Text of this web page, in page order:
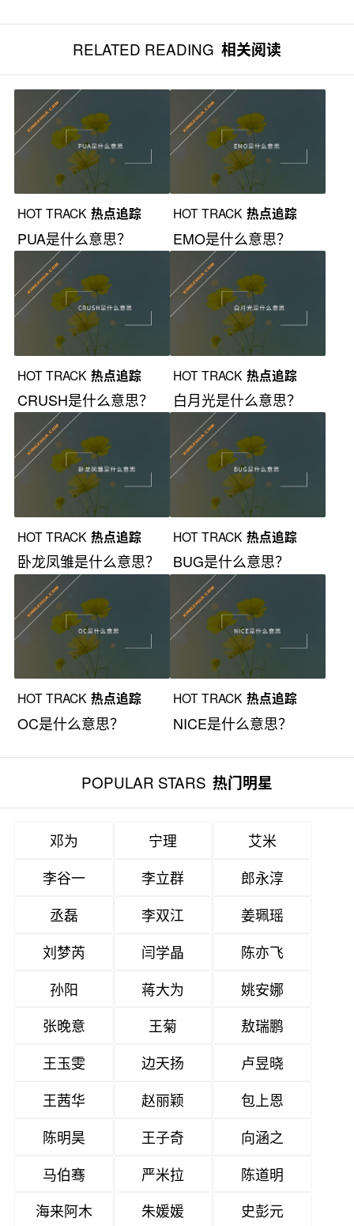
RELATED READING 相关阅读
HOT TRACK 热点追踪
PUA是什么意思？
HOT TRACK 热点追踪
EMO是什么意思？
HOT TRACK 热点追踪
CRUSH是什么意思？
HOT TRACK 热点追踪
白月光是什么意思？
HOT TRACK 热点追踪
卧龙凤雏是什么意思？
HOT TRACK 热点追踪
BUG是什么意思？
HOT TRACK 热点追踪
OC是什么意思？
HOT TRACK 热点追踪
NICE是什么意思？
POPULAR STARS 热门明星
邓为 宁理
艾米
李谷一
李立群
郎永淳
丞磊
李双江
姜珮瑶
刘梦芮
闫学晶
陈亦飞
孙阳
蒋大为
姚安娜
张晚意
王菊
敖瑞鹏
王玉雯
边天扬
卢昱晓
王茜华
赵丽颖
包上恩
陈明昊
王子奇
向涵之
马伯骞
严米拉
陈道明
海来阿木
朱媛媛 史彭元